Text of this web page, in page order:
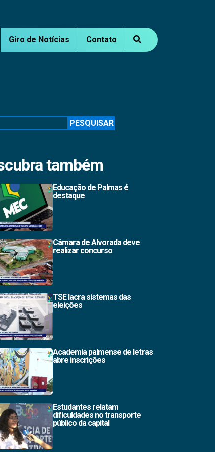
Giro de Notícias Contato
PESQUISAR
também
Educação de Palmas é
destaque
Câmara de Alvorada deve
realizar concurso
TSE lacra sistemas das
eleições
Academia palmense de letras
abre inscrições
Estudantes relatam
dificuldades no transporte
público da capital